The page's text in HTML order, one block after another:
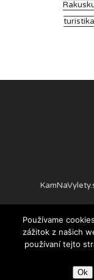
turistika
PRIDAJ ČLÁNOK
NÁŠ TÍM
Používame
zážitok z našich
používaní tejto
Ok